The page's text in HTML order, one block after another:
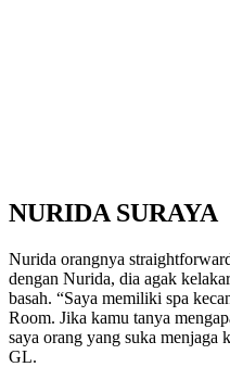
NURIDA SURAYA
Nurida orangnya
dengan Nurida, dia agak
basah. “Saya memiliki spa
Room. Jika kamu tanya
saya orang yang suka menjaga
GL.